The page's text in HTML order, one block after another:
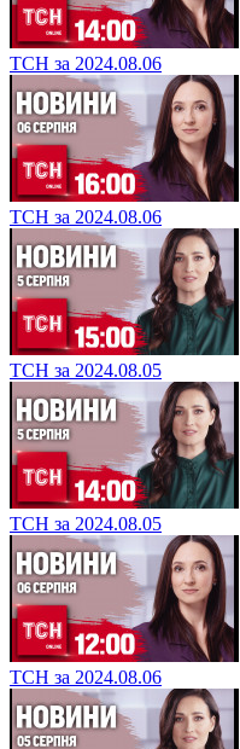
ТСН за 2024.08.06
ТСН за 2024.08.06
ТСН за 2024.08.05
ТСН за 2024.08.05
ТСН за 2024.08.06